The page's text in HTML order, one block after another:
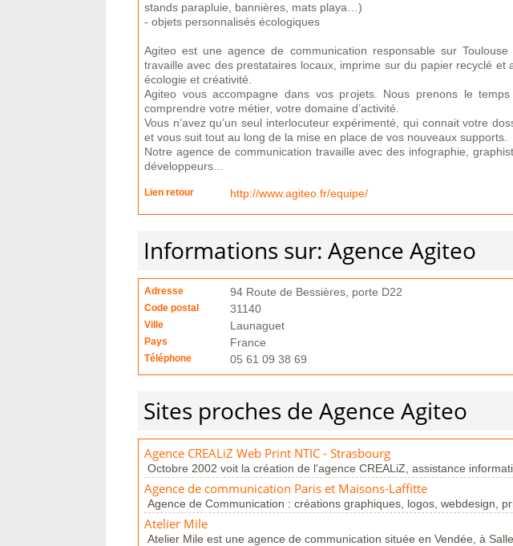
stands parapluie, bannières, mats playa…)
- objets personnalisés écologiques
Agiteo est une agence de communication responsable sur Toulouse
travaille avec des prestataires locaux, imprime sur du papier recyclé et
écologie et créativité.
Agiteo vous accompagne dans vos projets. Nous prenons le
comprendre votre métier, votre domaine d’activité.
Vous n’avez qu’un seul interlocuteur expérimenté, qui connait votre
et vous suit tout au long de la mise en place de vos nouveaux supports.
Notre agence de communication travaille avec des infographie,
développeurs...
Lien retour http://www.agiteo.fr/equipe/
Informations sur: Agence Agiteo
Adresse 94 Route de Bessières, porte D22
Code postal 31140
Ville Launaguet
Pays France
Téléphone 05 61 09 38 69
Sites proches de Agence Agiteo
Agence CREALiZ Web Print NTIC - Strasbourg
Octobre 2002 voit la création de l'agence CREALiZ, assistance
Agence de communication Paris et Maisons-Laffitte
Agence de Communication : créations graphiques, logos, webdesign,
Atelier Mile
Atelier Mile est une agence de communication située en Vendée, à